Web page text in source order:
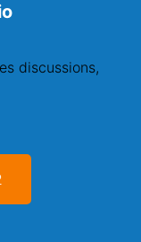
discussions,